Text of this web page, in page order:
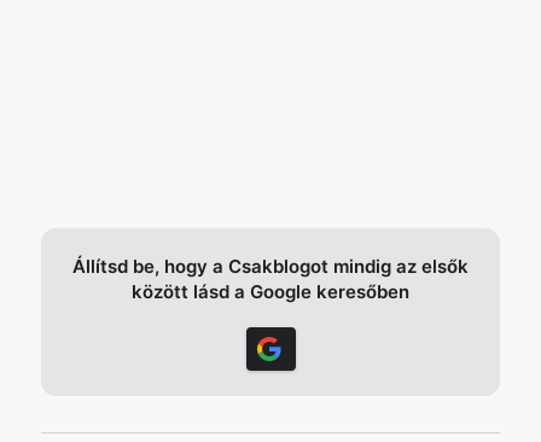
Állítsd be, hogy a Csakblogot mindig az elsők
között lásd a Google keresőben